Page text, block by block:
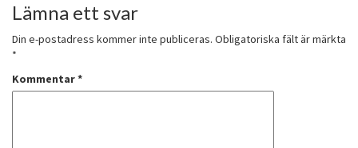
Lämna ett svar
Din e-postadress kommer inte publiceras. Obligatoriska fält är märkta
*
Kommentar*